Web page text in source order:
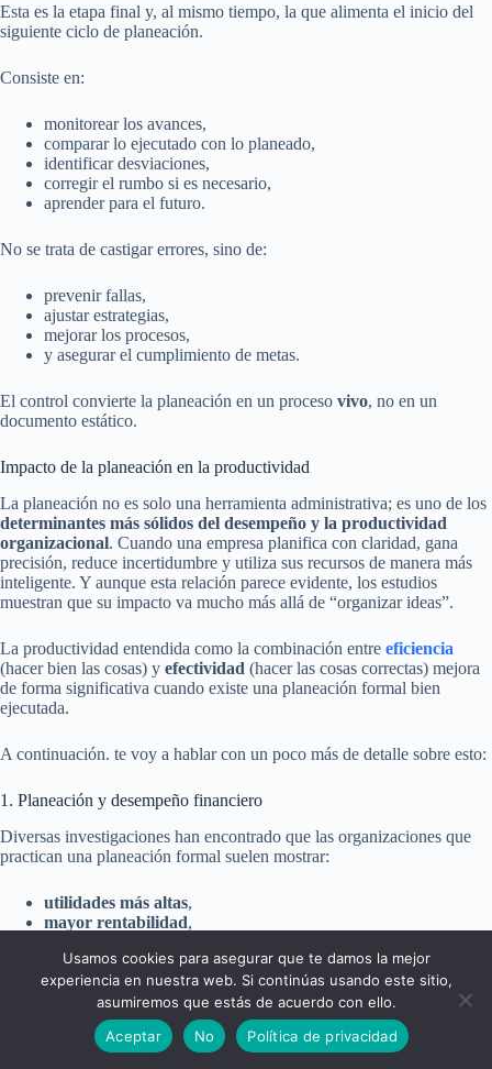
Esta es la etapa final y, al mismo tiempo, la que alimenta el inicio del
siguiente ciclo de planeación.
Consiste en:
monitorear los avances,
comparar lo ejecutado con lo planeado,
identificar desviaciones,
corregir el rumbo si es necesario,
aprender para el futuro.
No se trata de castigar errores, sino de:
prevenir fallas,
ajustar estrategias,
mejorar los procesos,
y asegurar el cumplimiento de metas.
El control convierte la planeación en un proceso vivo, no en un
documento estático.
Impacto de la planeación en la productividad
La planeación no es solo una herramienta administrativa; es uno de los
determinantes más sólidos del desempeño y la productividad
organizacional. Cuando una empresa planifica con claridad, gana
precisión, reduce incertidumbre y utiliza sus recursos de manera más
inteligente. Y aunque esta relación parece evidente, los estudios
muestran que su impacto va mucho más allá de “organizar ideas”.
La productividad entendida como la combinación entre eficiencia
(hacer bien las cosas) y efectividad (hacer las cosas correctas) mejora
de forma significativa cuando existe una planeación formal bien
ejecutada.
A continuación. te voy a hablar con un poco más de detalle sobre esto:
1. Planeación y desempeño financiero
Diversas investigaciones han encontrado que las organizaciones que
practican una planeación formal suelen mostrar:
utilidades más altas,
mayor rentabilidad,
Estos resultados financieros son señales directas de productividad,
porque reflejan que la empresa utiliza mejor sus recursos y convierte
más insumos en resultados.
Usamos cookies para asegurar que te damos la mejor
experiencia en nuestra web. Si continúas usando este sitio,
asumiremos que estás de acuerdo con ello.
Aceptar
No Política de privacidad